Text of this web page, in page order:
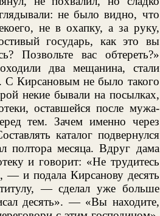
не было видно, что
не в охапку, а за руку,
государь, как это вы
Позвольте вас обтереть?»
два мещанина, стали
С Кирсановым не было такого
некие бывали на посылках,
оставшейся после мужа-
тем. Зачем именно через
каталог подвернулся
полтора месяца. Вдруг дама
и говорит: «Не трудитесь
— и подала Кирсанову десять
— сделал уже больше
десять». — «Вы находите,